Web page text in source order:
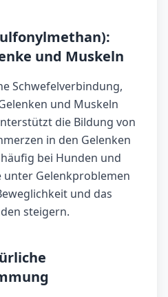
und Muskeln
Schwefelverbindung,
und Muskeln
die Bildung von
in den Gelenken
bei Hunden und
unter Gelenkproblemen
und das
steigern.